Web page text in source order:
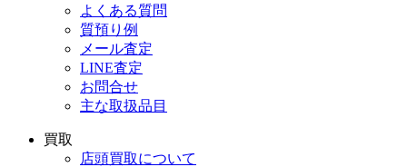
よくある質問
質預り例
メール査定
LINE査定
お問合せ
主な取扱品目
買取
店頭買取について